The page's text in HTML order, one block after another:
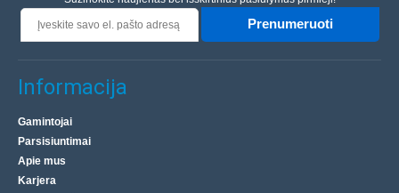
Prenumeruoti
Informacija
Gamintojai
Parsisiuntimai
Apie mus
Karjera